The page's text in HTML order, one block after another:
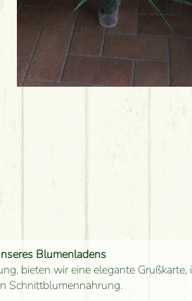
Blumenladens
bieten wir eine elegante
Schnittblumennahrung.